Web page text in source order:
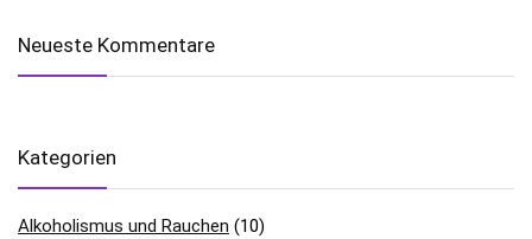
Neueste Kommentare
Kategorien
Alkoholismus und Rauchen (10)